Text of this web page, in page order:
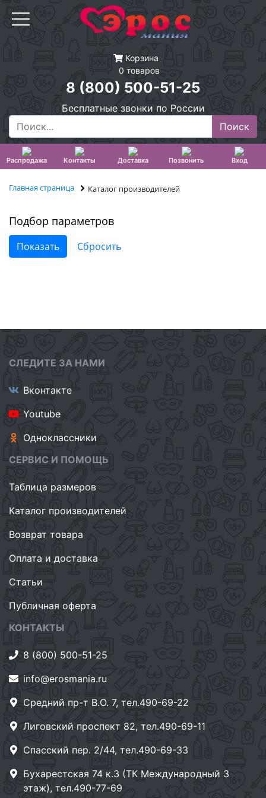
Корзина
0 товаров
8 (800) 500-51-25
Бесплатные звонки по России
Распродажа Контакты Доставка Позвонить Вход
Главная страница Каталог производителей
Подбор параметров
СЛЕДИТЕ ЗА НАМИ
Вконтакте
Youtube
Одноклассники
СЕРВИС И ПОМОЩЬ
Таблица размеров
Каталог производителей
Возврат товара
Оплата и доставка
Статьи
Публичная оферта
КОНТАКТЫ
8 (800) 500-51-25
info@erosmania.ru
Средний пр-т В.О. 7, тел.490-69-22
Лиговский проспект 82, тел.490-69-11
Спасский пер. 2/44, тел.490-69-33
Бухарестская 74 к.3 (ТК Международный 3
этаж), тел.490-77-69